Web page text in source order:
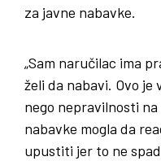
za javne nabavke.
„Sam naručilac ima
želi da nabavi. Ovo
nego nepravilnosti
nabavke mogla da
upustiti jer to ne